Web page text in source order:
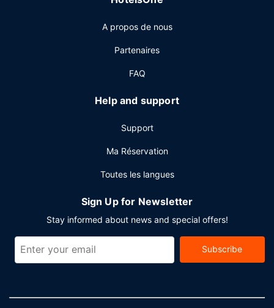
service d'étage (horaires limités), idéal pour une soirée
creux pendant la journée, vous trouverez aussi un café sur
place. Détendez-vous devant un verre au bar en bord de
Les équipements et services proposés incluent un centre
d'affaires, des journaux gratuits dans le hall et une
complexe touristique comprennent un espace de
conférence et des salles de réunion. Un parking payant
A propos de nous
Partenaires
FAQ
Help and support
Support
Ma Réservation
Toutes les langues
Sign Up for Newsletter
Stay informed about news and special offers!
Subscribe